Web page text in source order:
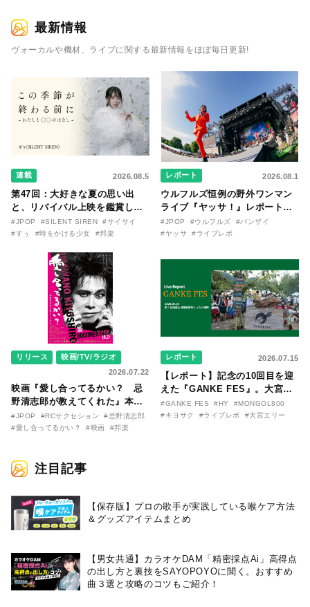
最新情報
ヴォーカルや機材、ライブに関する最新情報をほぼ毎日更新!
連載 2026.08.5
第47回：大好きな夏の思い出
と、リバイバル上映を鑑賞した
『時をかける少女』のおはなし
〜SILENT SIREN・すぅ『この
〇のはなし〜』
#JPOP #SILENT SIREN
#サイサイ
#すぅ
#時をかける少女 #邦楽
レポート 2026.08.1
ウルフルズ恒例の野外ワンマン
ライブ『ヤッサ！』レポート！
リリースから30年を迎えたアル
バム『バンザイ』完全再現に、
た日。
#JPOP #ウルフルズ
#バンザイ
#ヤッサ
#ライブレポ
リリース
映画/TV/ラジオ
2026.07.22
映画『愛し合ってるかい？ 忌
野清志郎が教えてくれた』本予
告映像とキービジュアルがつい
に解禁！ キヨシロー関連商品も
#JPOP #RCサクセション
#忌野清志郎
#愛し合ってるかい？
#映画 #邦楽
レポート 2026.07.15
【レポート】記念の10回目を迎
えた『GANKE FES』。大宮エ
リー作『アイヌの神々の崖』を
前に、キヨサク
#GANKE FES #HY
#MONGOL800
#キヨサク
#ライブレポ #大宮エリー
注目記事
【保存版】プロの歌手が実践している喉ケア⽅法
＆グッズアイテムまとめ
【男女共通】カラオケDAM「精密採点Ai」高得点
の出し方と裏技をSAYOPOYOに聞く。おすすめ
曲３選と攻略のコツもご紹介！